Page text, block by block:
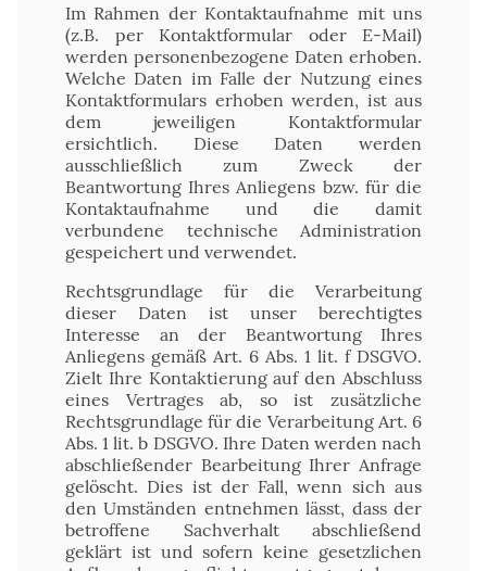
Im Rahmen der Kontaktaufnahme mit uns
(z.B. per Kontaktformular oder E-Mail)
werden personenbezogene Daten erhoben.
Welche Daten im Falle der Nutzung eines
Kontaktformulars erhoben werden, ist aus
dem jeweiligen Kontaktformular
ersichtlich. Diese Daten werden
ausschließlich zum Zweck der
Beantwortung Ihres Anliegens bzw. für die
Kontaktaufnahme und die damit
verbundene technische Administration
gespeichert und verwendet.
Rechtsgrundlage für die Verarbeitung
dieser Daten ist unser berechtigtes
Interesse an der Beantwortung Ihres
Anliegens gemäß Art. 6 Abs. 1 lit. f DSGVO.
Zielt Ihre Kontaktierung auf den Abschluss
eines Vertrages ab, so ist zusätzliche
Rechtsgrundlage für die Verarbeitung Art. 6
Abs. 1 lit. b DSGVO. Ihre Daten werden nach
abschließender Bearbeitung Ihrer Anfrage
gelöscht. Dies ist der Fall, wenn sich aus
den Umständen entnehmen lässt, dass der
betroffene Sachverhalt abschließend
geklärt ist und sofern keine gesetzlichen